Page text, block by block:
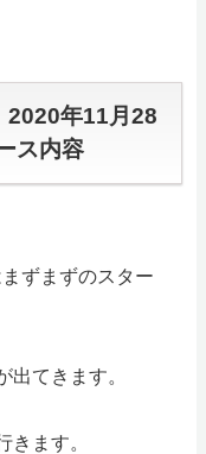
2020年11月28
ス内容
ずまずのスター
出てきます。
きます。